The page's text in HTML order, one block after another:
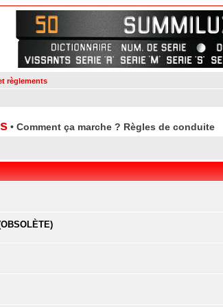
règlements
• Comment ça marche ? Règles de conduite